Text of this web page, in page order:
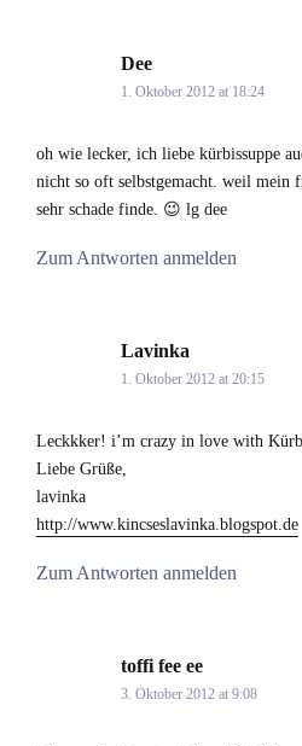
Dee
1. Oktober 2012 at 18:24
oh wie lecker, ich liebe kürbissuppe
nicht so oft selbstgemacht. weil mein
sehr schade finde. 😉 lg dee
Zum Antworten anmelden
Lavinka
1. Oktober 2012 at 20:15
Leckkker! i’m crazy in love with
Liebe Grüße,
lavinka
http://www.kincseslavinka.blogspot.de
Zum Antworten anmelden
toffi fee ee
3. Oktober 2012 at 9:08